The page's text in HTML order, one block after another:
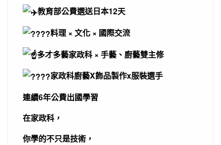
教育部公費選送日本12天
料理 × 文化 × 國際交流
多才多藝家政科 × 手藝、廚藝雙主修
家政科廚藝X飾品製作x服裝選手
連續6年公費出國學習
在家政科，
你學的不只是技術，